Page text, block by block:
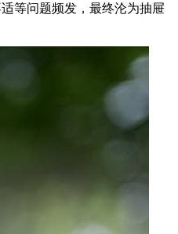
等问题频发，最终沦为抽屉